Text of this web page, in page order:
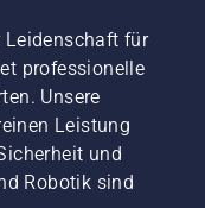
Leidenschaft für
professionelle
Unsere
Leistung
und
Robotik sind